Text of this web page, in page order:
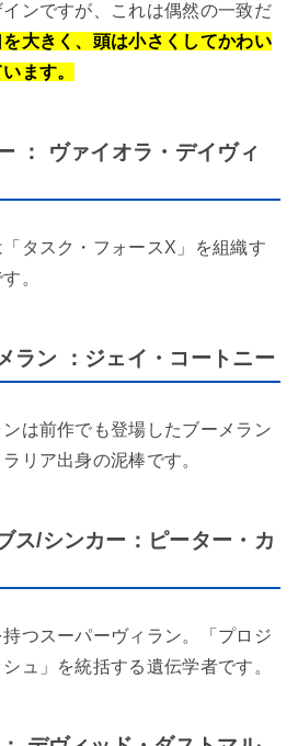
ンですが、これは偶然の一致だ
を大きく、頭は小さくしてかわい
ます。
： ヴァイオラ・デイヴィ
タスク・フォースX」を組織す
。
ラン ：ジェイ・コートニー
は前作でも登場したブーメラン
リア出身の泥棒です。
ス/シンカー：ピーター・カ
つスーパーヴィラン。「プロジ
ュ」を統括する遺伝学者です。